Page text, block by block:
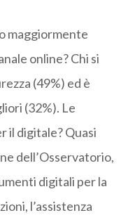
maggiormente
online? Chi si
(49%) ed è
(32%). Le
il digitale? Quasi
dell’Osservatorio,
digitali per la
l’assistenza